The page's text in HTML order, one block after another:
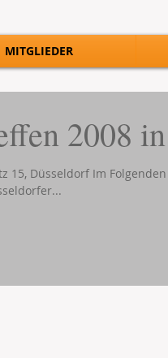
MITGLIEDER
2008
Düsseldorfer...